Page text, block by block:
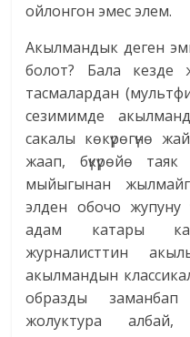
ойлонгон эмес элем.
Акылмандык деген
болот? Бала кезде
тасмалардан
сезимимде
сакалы көкүрөгүнө
жаап, бүкүрөйө
мыйыгынан
элден обочо
адам катары
журналисттин
акылмандын
образды заманбап
жолуктура албай,